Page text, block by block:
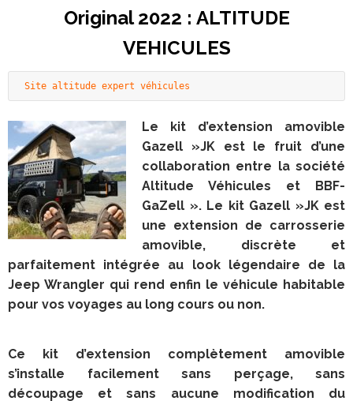
Original 2022 : ALTITUDE
VEHICULES
Site altitude expert véhicules
Le kit d’extension amovible
Gazell »JK est le fruit d’une
collaboration entre la société
Altitude Véhicules et BBF-
GaZell ». Le kit Gazell »JK est
une extension de carrosserie
amovible, discrète et
parfaitement intégrée au look légendaire de la
Jeep Wrangler qui rend enfin le véhicule habitable
pour vos voyages au long cours ou non.
Ce kit d’extension complètement amovible
s’installe facilement sans perçage, sans
découpage et sans aucune modification du